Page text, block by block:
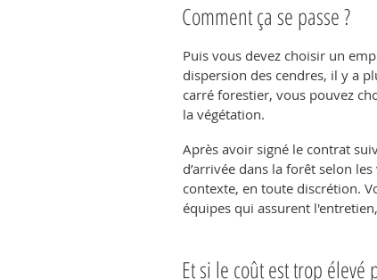
Comment ça se passe ?
Puis vous devez choisir un
dispersion des cendres, il y a
carré forestier, vous pouvez
la végétation.
Après avoir signé le contrat
d’arrivée dans la forêt selon
contexte, en toute discrétion.
équipes qui assurent
Et si le coût est trop élevé